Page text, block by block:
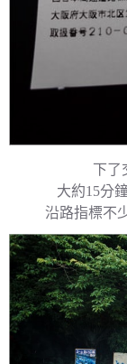
下了
大約15分
沿路指標不